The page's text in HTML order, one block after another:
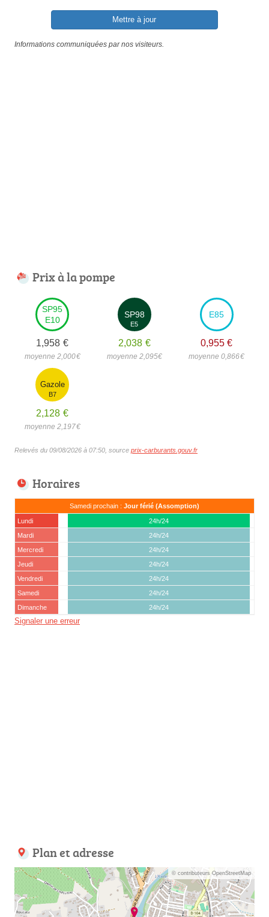
Mettre à jour
Informations communiquées par nos visiteurs.
Prix à la pompe
SP95
E10
1,958 €
moyenne 2,000€
SP98
E5
2,038 €
moyenne 2,095€
E85
0,955 €
moyenne 0,866€
Gazole
B7
2,128 €
moyenne 2,197€
Relevés du 09/08/2026 à 07:50, source prix-carburants.gouv.fr
Horaires
Samedi prochain : Jour férié (Assomption)
Lundi
24h/24
Mardi
24h/24
Mercredi
24h/24
Jeudi
24h/24
Vendredi
24h/24
Samedi
24h/24
Dimanche
24h/24
Signaler une erreur
Plan et adresse
© contributeurs OpenStreetMap